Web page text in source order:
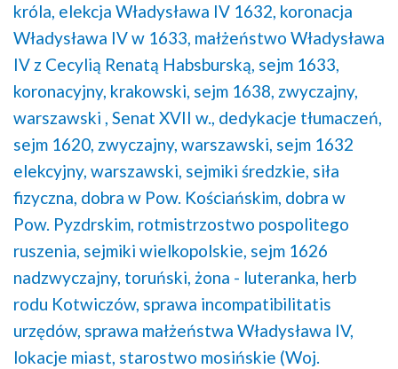
króla, elekcja Władysława IV 1632, koronacja
Władysława IV w 1633, małżeństwo Władysława
IV z Cecylią Renatą Habsburską, sejm 1633,
koronacyjny, krakowski, sejm 1638, zwyczajny,
warszawski , Senat XVII w., dedykacje tłumaczeń,
sejm 1620, zwyczajny, warszawski, sejm 1632
elekcyjny, warszawski, sejmiki średzkie, siła
fizyczna, dobra w Pow. Kościańskim, dobra w
Pow. Pyzdrskim, rotmistrzostwo pospolitego
ruszenia, sejmiki wielkopolskie, sejm 1626
nadzwyczajny, toruński, żona - luteranka, herb
rodu Kotwiczów, sprawa incompatibilitatis
urzędów, sprawa małżeństwa Władysława IV,
lokacje miast, starostwo mosińskie (Woj.